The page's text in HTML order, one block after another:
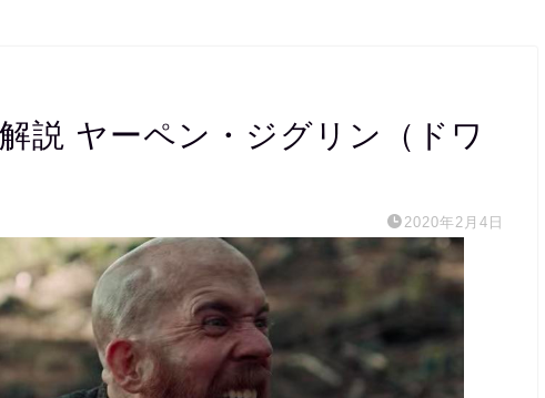
説 ヤーペン・ジグリン（ドワ
2020年2月4日